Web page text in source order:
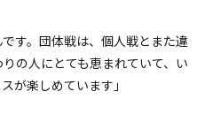
す。団体戦は、個人戦とまた違
の人にとても恵まれていて、い
が楽しめています」